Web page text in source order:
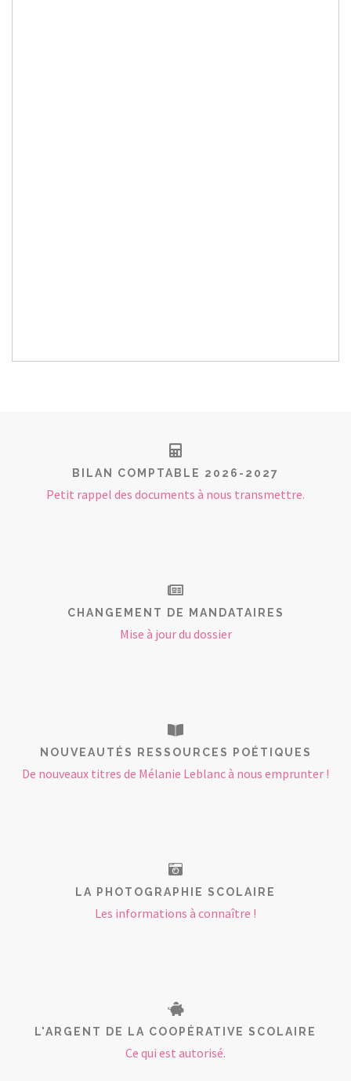
BILAN COMPTABLE 2026-2027
Petit rappel des documents à nous transmettre.
CHANGEMENT DE MANDATAIRES
Mise à jour du dossier
NOUVEAUTÉS RESSOURCES POÉTIQUES
De nouveaux titres de Mélanie Leblanc à nous emprunter !
LA PHOTOGRAPHIE SCOLAIRE
Les informations à connaître !
L'ARGENT DE LA COOPÉRATIVE SCOLAIRE
Ce qui est autorisé.